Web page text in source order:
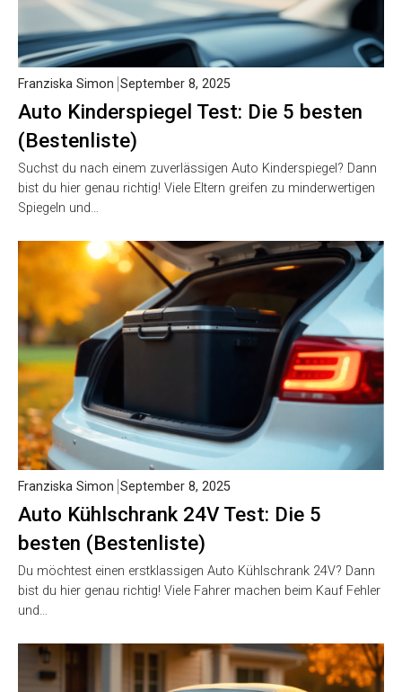
Auto Kinderspiegel Test: Die 5 besten
(Bestenliste)
Franziska Simon September 8, 2025
Suchst du nach einem zuverlässigen Auto Kinderspiegel? Dann
bist du hier genau richtig! Viele Eltern greifen zu minderwertigen
Spiegeln und…
Auto Kühlschrank 24V Test: Die 5
besten (Bestenliste)
Franziska Simon September 8, 2025
Du möchtest einen erstklassigen Auto Kühlschrank 24V? Dann
bist du hier genau richtig! Viele Fahrer machen beim Kauf Fehler
und…